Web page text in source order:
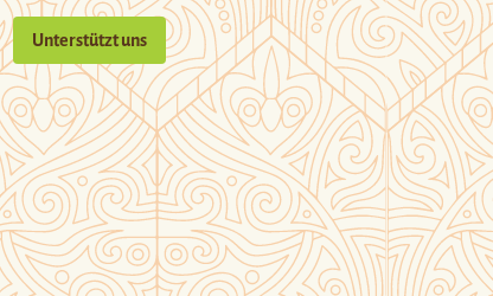
Unterstützt uns